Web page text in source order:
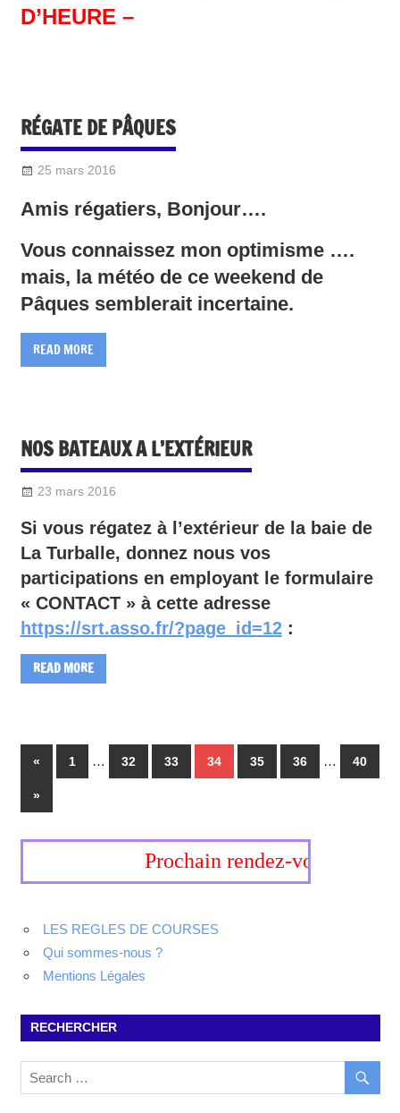
D’HEURE –
RÉGATE DE PÂQUES
25 mars 2016
Amis régatiers, Bonjour….
Vous connaissez mon optimisme ….
mais, la météo de ce weekend de
Pâques semblerait incertaine.
READ MORE
NOS BATEAUX A L’EXTÉRIEUR
23 mars 2016
Si vous régatez à l’extérieur de la baie de
La Turballe, donnez nous vos
participations en employant le formulaire
« CONTACT » à cette adresse
https://srt.asso.fr/?page_id=12:
READ MORE
« 1 … 32 33 34 35 36 … 40
»
Prochain rendez-vous, 19-20
LES REGLES DE COURSES
Qui sommes-nous ?
Mentions Légales
RECHERCHER